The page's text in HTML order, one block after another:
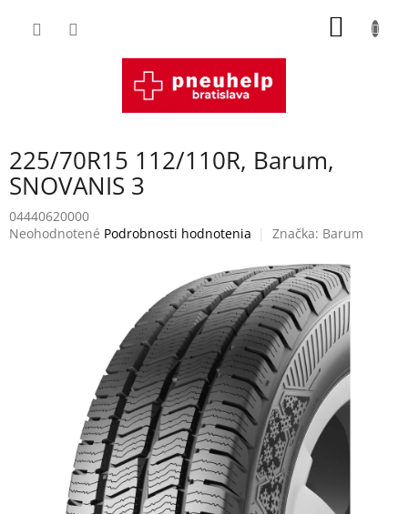
225/70R15 112/110R, Barum,
SNOVANIS 3
04440620000
Priemerné
Neohodnotené Podrobnosti hodnotenia Značka: Barum